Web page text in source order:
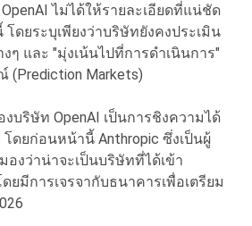
ไม่ได้ให้รายละเอียดที่แน่ชัด
โดยระบุเพียงว่าบริษัทยังคงประเมิน
ๆ และ "มุ่งเน้นไปที่การดำเนินการ"
Markets)
บริษัท OpenAI เป็นการชิงความได้
โดยก่อนหน้านี้ Anthropic ซึ่งเป็นผู้
องว่าน่าจะเป็นบริษัทที่ได้เข้า
มีการเจรจากับธนาคารเพื่อเตรียม